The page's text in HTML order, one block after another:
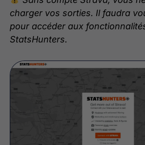
charger vos sorties. Il faudra
pour accéder aux
StatsHunters.